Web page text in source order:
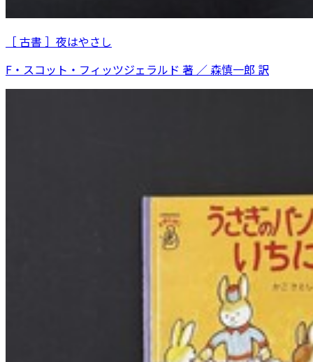
［ 古書 ］夜はやさし
F・スコット・フィッツジェラルド 著 ／ 森慎一郎 訳